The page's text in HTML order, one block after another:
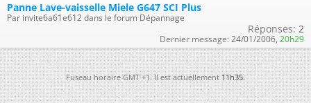
Panne Lave-vaisselle Miele G647 SCI Plus
Par invite6a61e612 dans le forum Dépannage
Réponses: 2
Dernier message: 24/01/2006, 20h29
Fuseau horaire GMT +1. Il est actuellement11h35.